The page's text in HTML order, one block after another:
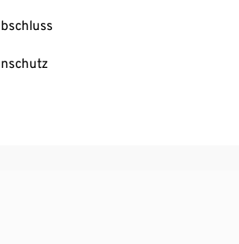
mit der Faser Creora® – für optimale